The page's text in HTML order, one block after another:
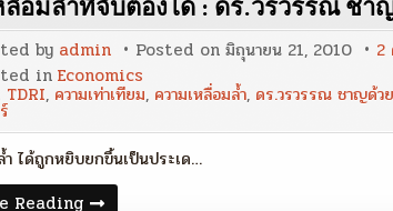
กุล
วิบูลย์
พึง
ประเสริฐ
ลื่อมล้ำที่จับต้องได้ : ดร.วรวรรณ ชา
by admin Posted on มิถุนายน 21, 2010 2
in Economics
TDRI, ความเท่าเทียม, ความเหลื่อมล้ำ, ดร.วรวรรณ ชาญด้ว
ำ ได้ถูกหยิบยกขึ้นเป็นประเด…
Reading ความ